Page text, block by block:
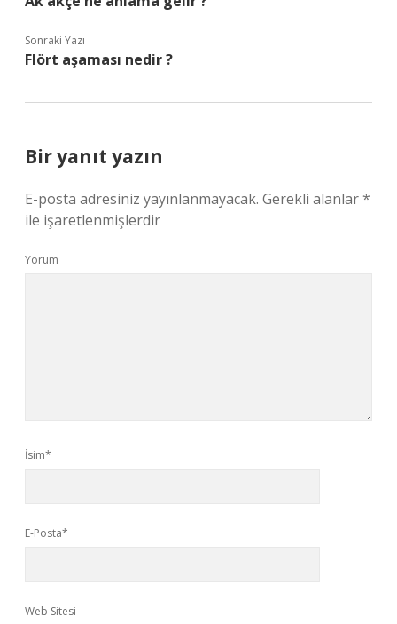
Sonraki Yazı
Flört aşaması nedir ?
Bir yanıt yazın
E-posta adresiniz yayınlanmayacak. Gerekli alanlar*
ile işaretlenmişlerdir
Yorum
İsim*
E-Posta*
Web Sitesi